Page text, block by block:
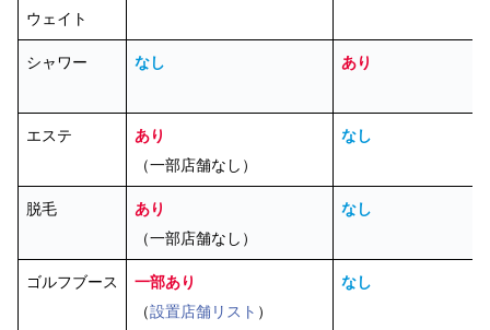
ウェイト
シャワー なし あり
エステ あり
（一部店舗なし）
なし
脱毛 あり
（一部店舗なし）
なし
ゴルフブース 一部あり
（設置店舗リスト ）
なし